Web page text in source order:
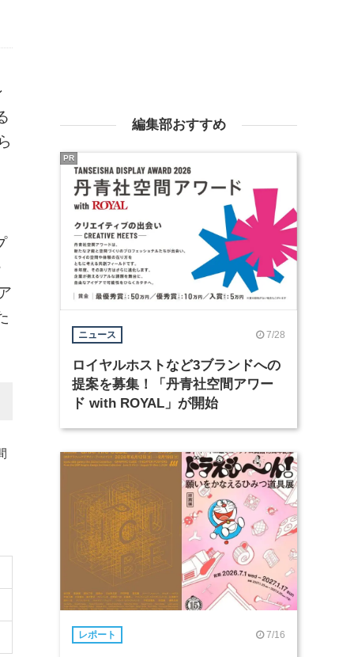
編集部おすすめ
ニュース 7/28
ロイヤルホストなど3ブランドへの
提案を募集！「丹青社空間アワー
ド with ROYAL」が開始
PR
レポート 7/16